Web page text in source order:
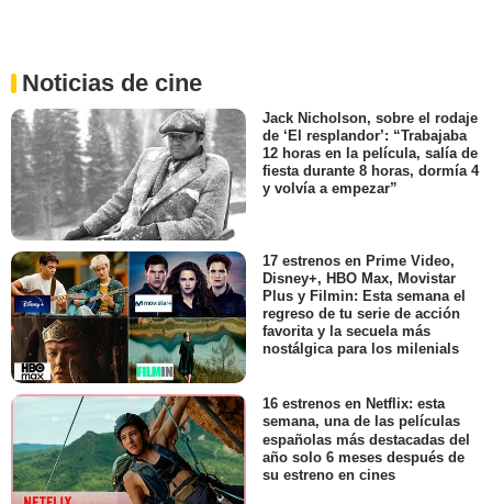
Noticias de cine
Jack Nicholson, sobre el rodaje
de ‘El resplandor’: “Trabajaba
12 horas en la película, salía de
fiesta durante 8 horas, dormía 4
y volvía a empezar”
17 estrenos en Prime Video,
Disney+, HBO Max, Movistar
Plus y Filmin: Esta semana el
regreso de tu serie de acción
favorita y la secuela más
nostálgica para los milenials
16 estrenos en Netflix: esta
semana, una de las películas
españolas más destacadas del
año solo 6 meses después de
su estreno en cines